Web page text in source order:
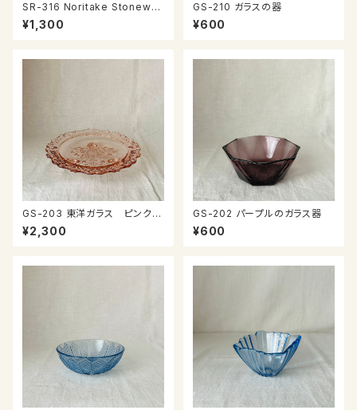
SR-316 Noritake Stonewar
e カップ＆ソーサー
¥1,300
GS-210 ガラスの器
¥600
GS-203 東洋ガラス ピンクの
ガラスプレート
¥2,300
GS-202 パープルのガラス器
¥600